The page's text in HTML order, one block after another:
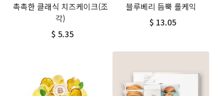
촉촉한 클래식 치즈케이크(조
각)
$ 5.35
블루베리 듬뿍 롤케익
$ 13.05